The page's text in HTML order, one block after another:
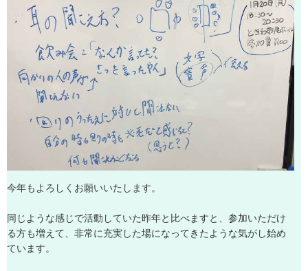
今年もよ ろ し く お願いいた し ます。
同 じよ う な感じで活動 していた昨年と 比べますと 、 参加いただけ
る方も増え て、 非常に充実した場になってき たよ う な気がし始め
ています。